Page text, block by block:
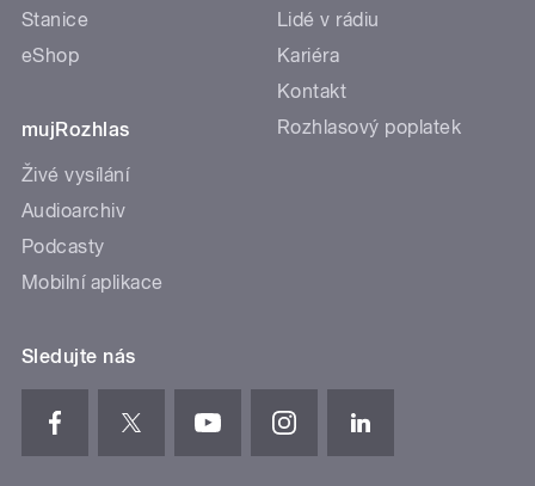
Stanice
eShop
mujRozhlas
Živé vysílání
Audioarchiv
Podcasty
Mobilní aplikace
Lidé v rádiu
Kariéra
Kontakt
Rozhlasový poplatek
Sledujte nás